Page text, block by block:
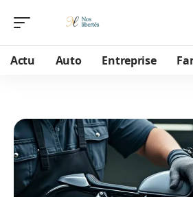
Actu Auto Entreprise